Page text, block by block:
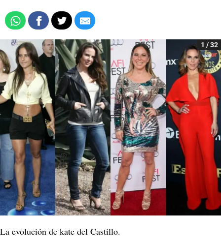
1 / 32
La evolución de kate del Castillo.